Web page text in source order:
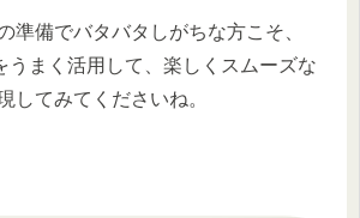
準備でバタバタしがちな方こそ、
うまく活用して、楽しくスムーズな
してみてくださいね。